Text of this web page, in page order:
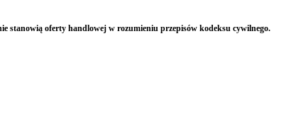
stanowią oferty handlowej w rozumieniu przepisów kodeksu cywilnego.